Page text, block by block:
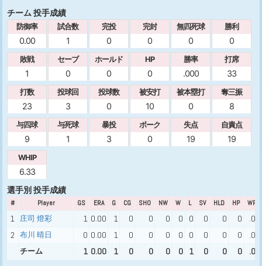
チーム 投手成績
防御率
0.00
試合数
1
完投
0
完封
0
無四死球
0
勝利
0
敗戦
1
セーブ
0
ホールド
0
HP
0
勝率
.000
打席
33
打数
23
投球回
3
投球数
0
被安打
10
被本塁打
0
奪三振
8
与四球
9
与死球
1
暴投
3
ボーク
0
失点
19
自責点
19
WHIP
6.33
選手別 投手成績
# Player GS ERA G CG SHO NW W L SV HLD HP WPCT
1 庄司 燈彩 1 0.00 1 0 0 0 0 0 0 0 0
2 布川 晴日 0 0.00 1 0 0 0 0 0 0 0 0
チーム 1 0.00 1 0 0 0 0 1 0 0 0